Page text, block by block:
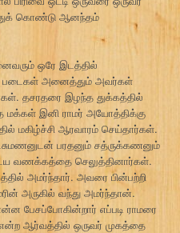
கொண்டு ஆனந்தம்
ஒரே இடத்தில்
படைகள் அனைத்தும் அவர்கள்
தசரதரை இழந்த துக்கத்தில்
மக்கள் இனி ராமர் அயோத்திக்கு
மகிழ்ச்சி ஆரவாரம் செய்தார்கள்.
பரதனும் சத்ருக்கணனும்
வணக்கத்தை செலுத்தினார்கள்.
அமர்ந்தார். அவரை பின்பற்றி
அருகில் வந்து அமர்ந்தான்.
பேசப்போகின்றார் எப்படி ராமரை
ஆர்வத்தில் ஒருவர் முகத்தை